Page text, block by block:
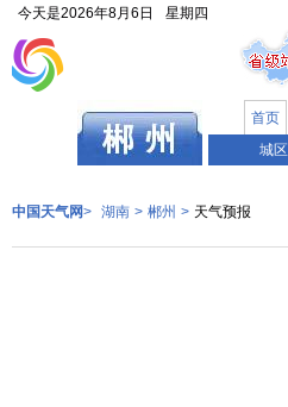
今天是2026年8月6日
星期四
首页
城区
中国天气网> 湖南 > 郴州 > 天气预报